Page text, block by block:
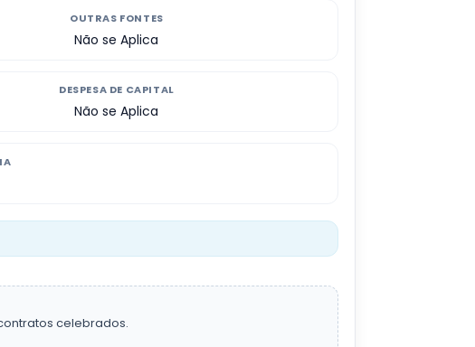
OUTRAS FONTES
Não se Aplica
DESPESA DE CAPITAL
Não se Aplica
celebrados.